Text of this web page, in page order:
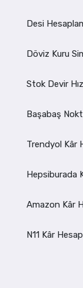
Desi
Döviz Kuru
Stok Devir
Başabaş
Trendyol Kâr
Hepsiburada
Amazon Kâr
N11 Kâr